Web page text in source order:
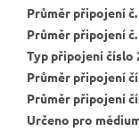
Průměr připojení č.
Průměr připojení č.
Typ připojení číslo
Průměr připojení
Průměr připojení
Určeno pro